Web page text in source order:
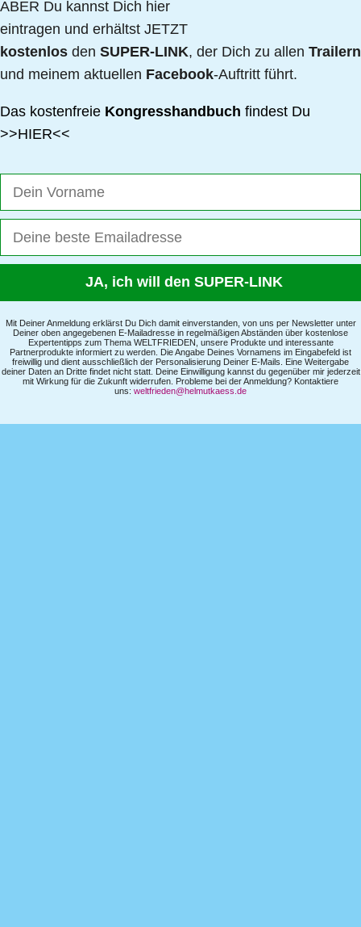
ABER Du kannst Dich hier
eintragen und erhältst JETZT
kostenlos den SUPER-LINK, der Dich zu allen Trailern
und meinem aktuellen Facebook-Auftritt führt.
Das kostenfreie Kongresshandbuch findest Du
>>HIER<<
Mit Deiner Anmeldung erklärst Du Dich damit einverstanden, von uns per Newsletter unter
Deiner oben angegebenen E-Mailadresse in regelmäßigen Abständen über kostenlose
Expertentipps zum Thema WELTFRIEDEN, unsere Produkte und interessante
Partnerprodukte informiert zu werden. Die Angabe Deines Vornamens im Eingabefeld ist
freiwillig und dient ausschließlich der Personalisierung Deiner E-Mails. Eine Weitergabe
deiner Daten an Dritte findet nicht statt. Deine Einwilligung kannst du gegenüber mir jederzeit
mit Wirkung für die Zukunft widerrufen. Probleme bei der Anmeldung? Kontaktiere
uns: weltfrieden@helmutkaess.de